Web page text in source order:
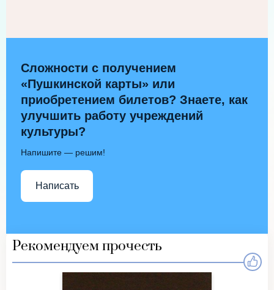
Сложности с получением
«Пушкинской карты» или
приобретением билетов? Знаете, как
улучшить работу учреждений
культуры?
Напишите — решим!
Написать
Рекомендуем прочесть